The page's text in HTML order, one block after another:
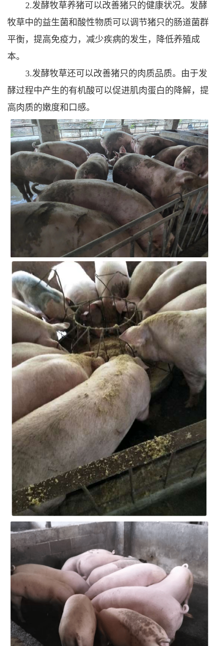
2.发酵牧草养猪可以改善猪只的健康状况。发酵
牧草中的益生菌和酸性物质可以调节猪只的肠道菌群
平衡，提高免疫力，减少疾病的发生，降低养殖成
本。
3.发酵牧草还可以改善猪只的肉质品质。由于发
酵过程中产生的有机酸可以促进肌肉蛋白的降解，提
高肉质的嫩度和口感。